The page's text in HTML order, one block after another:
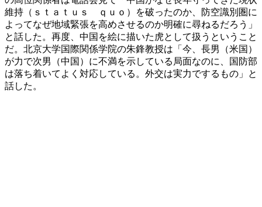
維持（ｓｔａｔｕｓ ｑｕｏ）を破ったのか、防空識別圏に
よってなぜ地域緊張を高めさせるのか明確に尋ねるだろう」
と話した。再度、中国を絵に描いた虎として扱うということ
だ。北京大学国際関係学院の朱鋒教授は「今、長男（米国）
が力で次男（中国）に不満を示している局面なのに、国防部
は落ち着いてよく対応している。外交は実力でするもの」と
話した。